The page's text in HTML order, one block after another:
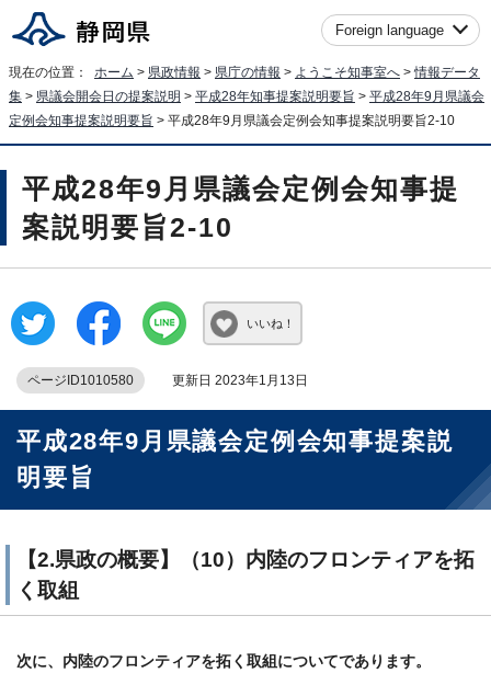
Foreign language
現在の位置： ホーム > 県政情報 > 県庁の情報 > ようこそ知事室へ >情報データ
集 > 県議会開会日の提案説明 > 平成28年知事提案説明要旨 > 平成28年9月県議会
定例会知事提案説明要旨 > 平成28年9月県議会定例会知事提案説明要旨2-10
平成28年9月県議会定例会知事提
案説明要旨2-10
いいね！
ページID1010580 更新日 2023年1月13日
平成28年9月県議会定例会知事提案説
明要旨
【2.県政の概要】（10）内陸のフロンティアを拓
く取組
次に、内陸のフロンティアを拓く取組についてであります。